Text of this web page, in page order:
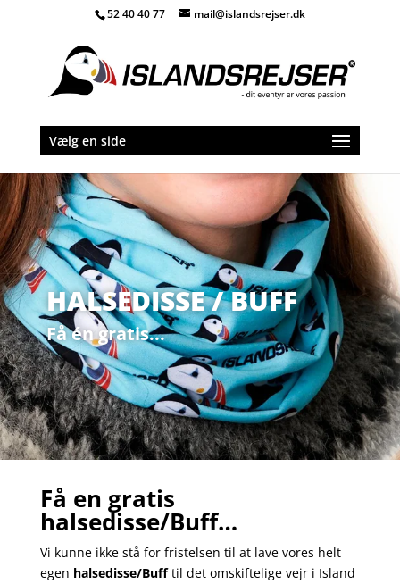
52 40 40 77 mail@islandsrejser.dk
Vælg en side
HALSEDISSE / BUFF
Få én gratis...
Få en gratis
halsedisse/Buff…
Vi kunne ikke stå for fristelsen til at lave vores helt
egen halsedisse/Bufftil det omskiftelige vejr i Island